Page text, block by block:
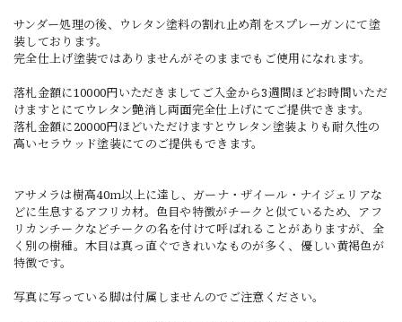
サンダー処理の後、ウレタン塗料の割れ止め剤をスプレーガンにて塗
装しております。
完全仕上げ塗装ではありませんがそのままでもご使用になれます。
落札金額に10000円いただきましてご入金から3週間ほどお時間いただ
けますとにてウレタン艶消し両面完全仕上げにてご提供できます。
落札金額に20000円ほどいただけますとウレタン塗装よりも耐久性の
高いセラウッド塗装にてのご提供もできます。
アサメラは樹高40ｍ以上に達し、ガーナ・ザイール・ナイジェリアな
どに生息するアフリカ材。色目や特徴がチークと似ているため、アフ
リカンチークなどチークの名を付けて呼ばれることがありますが、全
く別の樹種。木目は真っ直ぐできれいなものが多く、優しい黄褐色が
特徴です。
写真に写っている脚は付属しませんのでご注意ください。